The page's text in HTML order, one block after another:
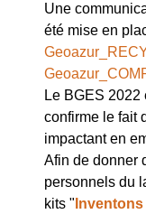
Une
été mise en
Le BGES 2022
confirme le fait
impactant en
Afin de donner
personnels du
kits "